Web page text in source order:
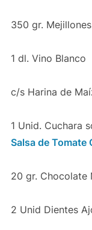
350 gr.
1 dl. Vino Blanco
c/s Harina de
1 Unid. Cuchara
Salsa de Tomate
20 gr. Chocolate
2 Unid Dientes